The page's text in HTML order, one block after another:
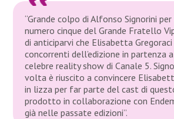
“Grande colpo di Alfonso Signorini per
numero cinque del Grande Fratello
di anticiparvi che Elisabetta
concorrenti dell’edizione in partenza
celebre reality show di Canale 5.
volta è riuscito a convincere
in lizza per far parte del cast di
prodotto in collaborazione con
già nelle passate edizioni”.